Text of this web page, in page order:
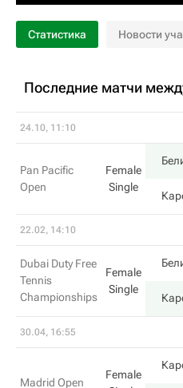
Статистика Новости
Последние матчи
24.10, 11:10
Pan Pacific
Open
Female
Single
22.02, 14:10
Dubai Duty Free
Tennis
Championships
Female
Single
30.04, 16:55
Madrid Open
Female